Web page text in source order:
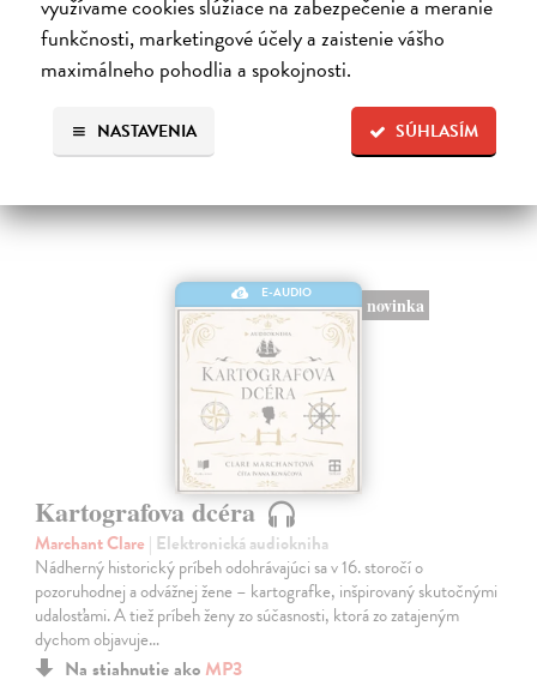
využívame cookies slúžiace na zabezpečenie a meranie
funkčnosti, marketingové účely a zaistenie vášho
maximálneho pohodlia a spokojnosti.
SÚHLASÍM
NASTAVENIA
Na stiahnutie akoMP3
7,00 €
E-AUDIO
novinka
Kartografova dcéra
Marchant Clare | Elektronická audiokniha
Nádherný historický príbeh odohrávajúci sa v 16. storočí o
pozoruhodnej a odvážnej žene – kartografke, inšpirovaný skutočnými
udalosťami. A tiež príbeh ženy zo súčasnosti, ktorá zo zatajeným
dychom objavuje…
Na stiahnutie ako MP3